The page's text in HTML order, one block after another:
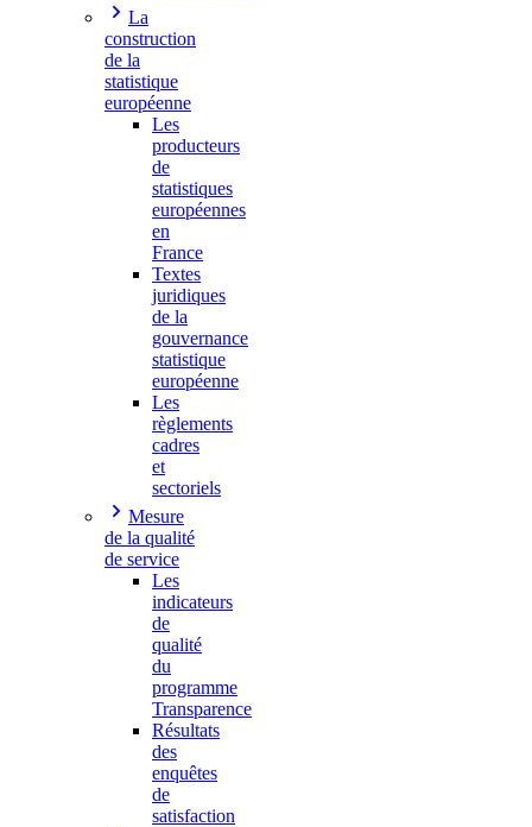
La
construction
de la
statistique
européenne
Les
producteurs
de
statistiques
européennes
en
France
Textes
juridiques
de la
gouvernance
statistique
européenne
Les
règlements
cadres
et
sectoriels
Mesure
de la qualité
de service
Les
indicateurs
de
qualité
du
programme
Transparence
Résultats
des
enquêtes
de
satisfaction